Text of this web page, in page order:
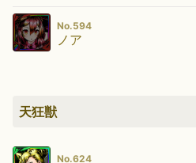
No.594
ノア
天狂獣
No.624